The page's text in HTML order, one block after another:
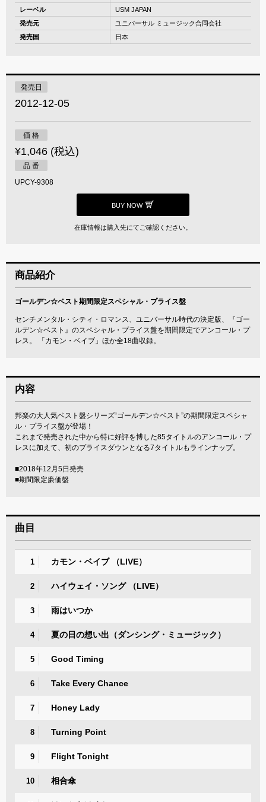
レーベル
USM JAPAN
発売元
ユニバーサル ミュージック合同会社
発売国
日本
発売日
2012-12-05
価 格
¥1,046 (税込)
品 番
UPCY-9308
BUY NOW
在庫情報は購入先にてご確認ください。
商品紹介
ゴールデン☆ベスト期間限定スペシャル・プライス盤
センチメンタル・シティ・ロマンス、ユニバーサル時代の決定版、『ゴー
ルデン☆ベスト』のスペシャル・プライス盤を期間限定でアンコール・プ
レス。 「カモン・ベイブ」ほか全18曲収録。
内容
邦楽の大人気ベスト盤シリーズ“ゴールデン☆ベスト”の期間限定スペシャ
ル・プライス盤が登場！
これまで発売された中から特に好評を博した85タイトルのアンコール・プ
レスに加えて、初のプライスダウンとなる7タイトルもラインナップ。
■2018年12月5日発売
■期間限定廉価盤
曲目
1 カモン・ベイブ （LIVE）
2 ハイウェイ・ソング （LIVE）
3 雨はいつか
4 夏の日の想い出（ダンシング・ミュージック）
5 Good Timing
6 Take Every Chance
7 Honey Lady
8 Turning Point
9 Flight Tonight
10 相合傘